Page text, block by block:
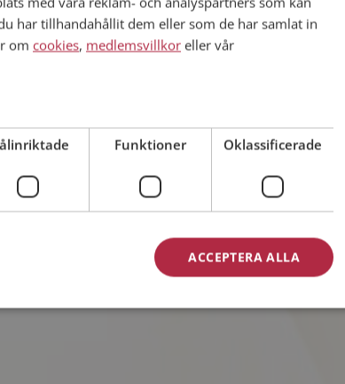
får
har tillhandahållit dem eller som de har samlat in
om cookies, medlemsvillkor eller vår
Funktioner Oklassificerade
ACCEPTERA ALLA